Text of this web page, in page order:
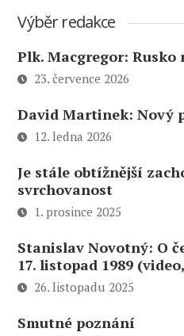
Výběr redakce
Plk. Macgregor:
23. července 2026
David Martinek: Nový
12. ledna 2026
Je stále obtížnější
svrchovanost
1. prosince 2025
Stanislav Novotný: O
17. listopad 1989
26. listopadu 2025
Smutné poznání